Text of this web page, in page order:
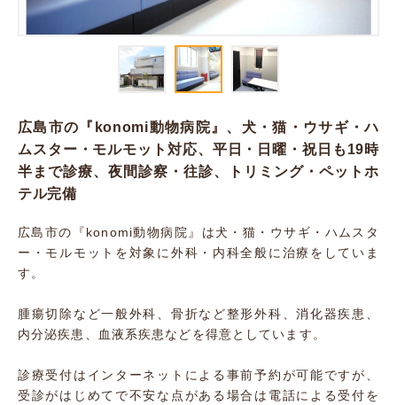
広島市の『konomi動物病院』、犬・猫・ウサギ・ハ
ムスター・モルモット対応、平日・日曜・祝日も19時
半まで診療、夜間診察・往診、トリミング・ペットホ
テル完備
広島市の『konomi動物病院』は犬・猫・ウサギ・ハムスタ
ー・モルモットを対象に外科・内科全般に治療をしていま
す。
腫瘍切除など一般外科、骨折など整形外科、消化器疾患、
内分泌疾患、血液系疾患などを得意としています。
診療受付はインターネットによる事前予約が可能ですが、
受診がはじめてで不安な点がある場合は電話による受付を